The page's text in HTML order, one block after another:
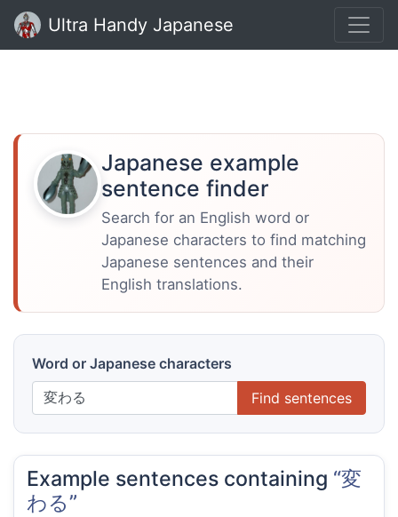
Ultra Handy Japanese
Japanese example
sentence finder
Search for an English word or
Japanese characters to find matching
Japanese sentences and their
English translations.
Word or Japanese characters
Find sentences
Example sentences containing “変
わる”